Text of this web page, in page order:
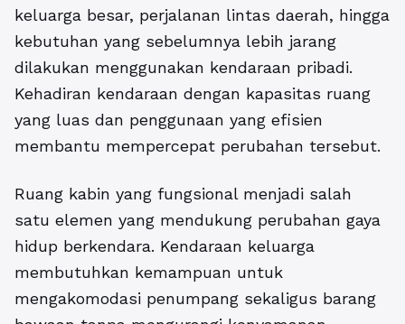
keluarga besar, perjalanan lintas daerah, hingga
kebutuhan yang sebelumnya lebih jarang
dilakukan menggunakan kendaraan pribadi.
Kehadiran kendaraan dengan kapasitas ruang
yang luas dan penggunaan yang efisien
membantu mempercepat perubahan tersebut.
Ruang kabin yang fungsional menjadi salah
satu elemen yang mendukung perubahan gaya
hidup berkendara. Kendaraan keluarga
membutuhkan kemampuan untuk
mengakomodasi penumpang sekaligus barang